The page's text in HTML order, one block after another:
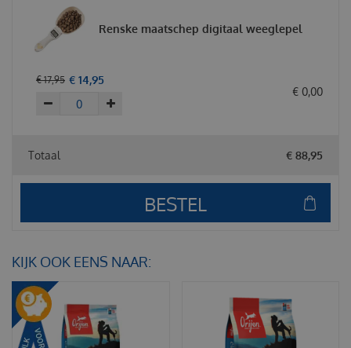
Renske maatschep digitaal weeglepel
€ 17,95 € 14,95
€ 0,00
Totaal € 88,95
KIJK OOK EENS NAAR: